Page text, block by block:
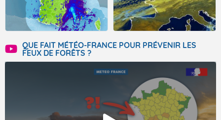
QUE FAIT MÉTÉO-FRANCE POUR PRÉVENIR LES
FEUX DE FORÊTS ?